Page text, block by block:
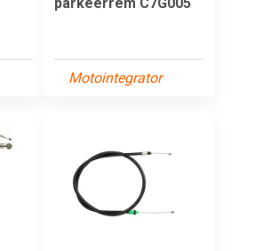
Motointegrator